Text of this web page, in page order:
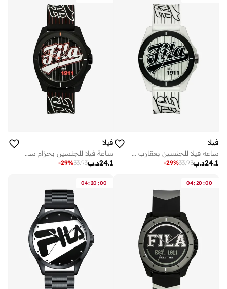
فيلا
ساعة فيلا للجنسين بعقارب وسوار سيليكون أبيض، 38-326-012، مقاس 43 مم
د.ب24.1
33.93
-29%
فيلا
ساعة فيلا للجنسين بحزام سيليكون أسود، مقاس 43 مم
د.ب24.1
33.93
-29%
04:20 :00
04:20 :00